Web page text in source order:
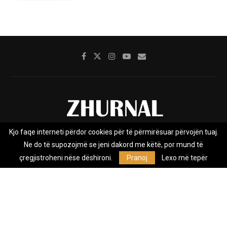
Rreth nesh Impresumi Marketing
Privacy Policy
Zhurnal.mk është Agjenci e Lajmeve e pavarur, e themeluar në vitin
Kjo faqe interneti përdor cookies për të përmirësuar përvojën tuaj.
Ne do të supozojmë se jeni dakord me këtë, por mund të
çregjistroheni nëse dëshironi.
Pranoj Lexo më tepër